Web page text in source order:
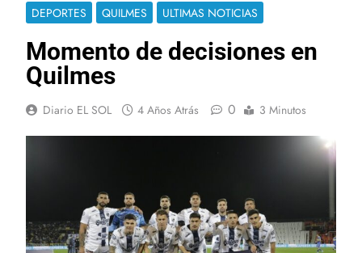
DEPORTES QUILMES ULTIMAS NOTICIAS
Momento de decisiones en
Quilmes
Diario EL SOL 4 Años Atrás 0 3 Minutos